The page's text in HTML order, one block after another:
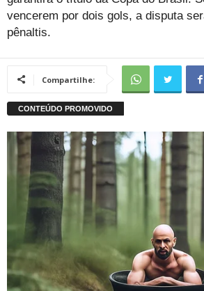
vencerem por dois gols, a disputa
pênaltis.
Compartilhe: